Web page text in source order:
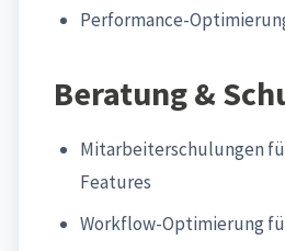
Performance-
Beratung &
Mitarbeiterschulungen
Features
Workflow-Optimierung